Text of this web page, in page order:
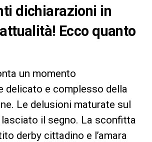
dichiarazioni in
Ecco quanto
un momento
delicato e complesso della
Le delusioni maturate sul
il segno. La sconfitta
derby cittadino e l’amara